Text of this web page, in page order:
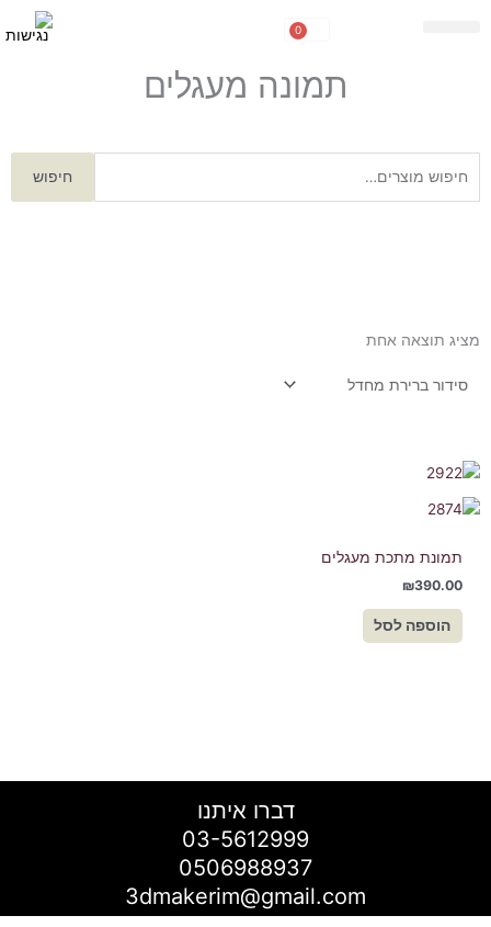
0
עגלת
קניות
תמונה מעגלים
עבור:
חיפוש
מציג תוצאה אחת
תמונת מתכת מעגלים
₪390.00
הוספה לסל
דברו איתנו
03-5612999
0506988937
3dmakerim@gmail.com